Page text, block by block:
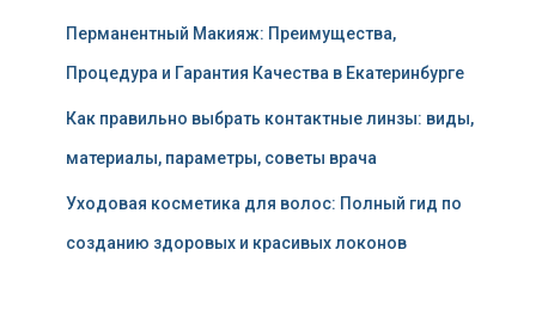
Перманентный Макияж: Преимущества,
Процедура и Гарантия Качества в Екатеринбурге
Как правильно выбрать контактные линзы: виды,
материалы, параметры, советы врача
Уходовая косметика для волос: Полный гид по
созданию здоровых и красивых локонов